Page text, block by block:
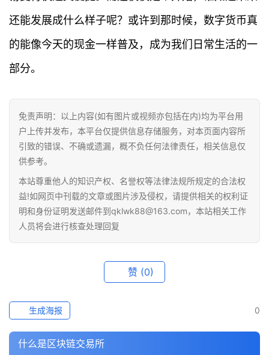
情
讯
题
百
科
还能发展成什么样子呢？或许到那时候，数字货币真
的能像今天的现金一样普及，成为我们日常生活的一
部分。
免责声明：以上内容(如有图片或视频亦包括在内)均为平台用
户上传并发布，本平台仅提供信息存储服务，对本页面内容所
引致的错误、不确或遗漏，概不负任何法律责任，相关信息仅
供参考。
本站尊重他人的知识产权、名誉权等法律法规所规定的合法权
益!如网页中刊载的文章或图片涉及侵权，请提供相关的权利证
明和身份证明发送邮件到qklwk88@163.com，本站相关工作
人员将会进行核查处理回复
赞 (0)
0
生成海报
什么是区块链交易所